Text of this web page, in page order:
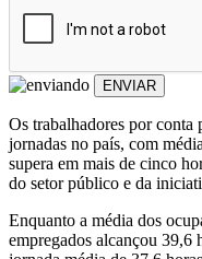
ENVIAR
Os trabalhadores por conta
jornadas no país, com
supera em mais de cinco
do setor público e da
Enquanto a média dos
empregados alcançou 39,6